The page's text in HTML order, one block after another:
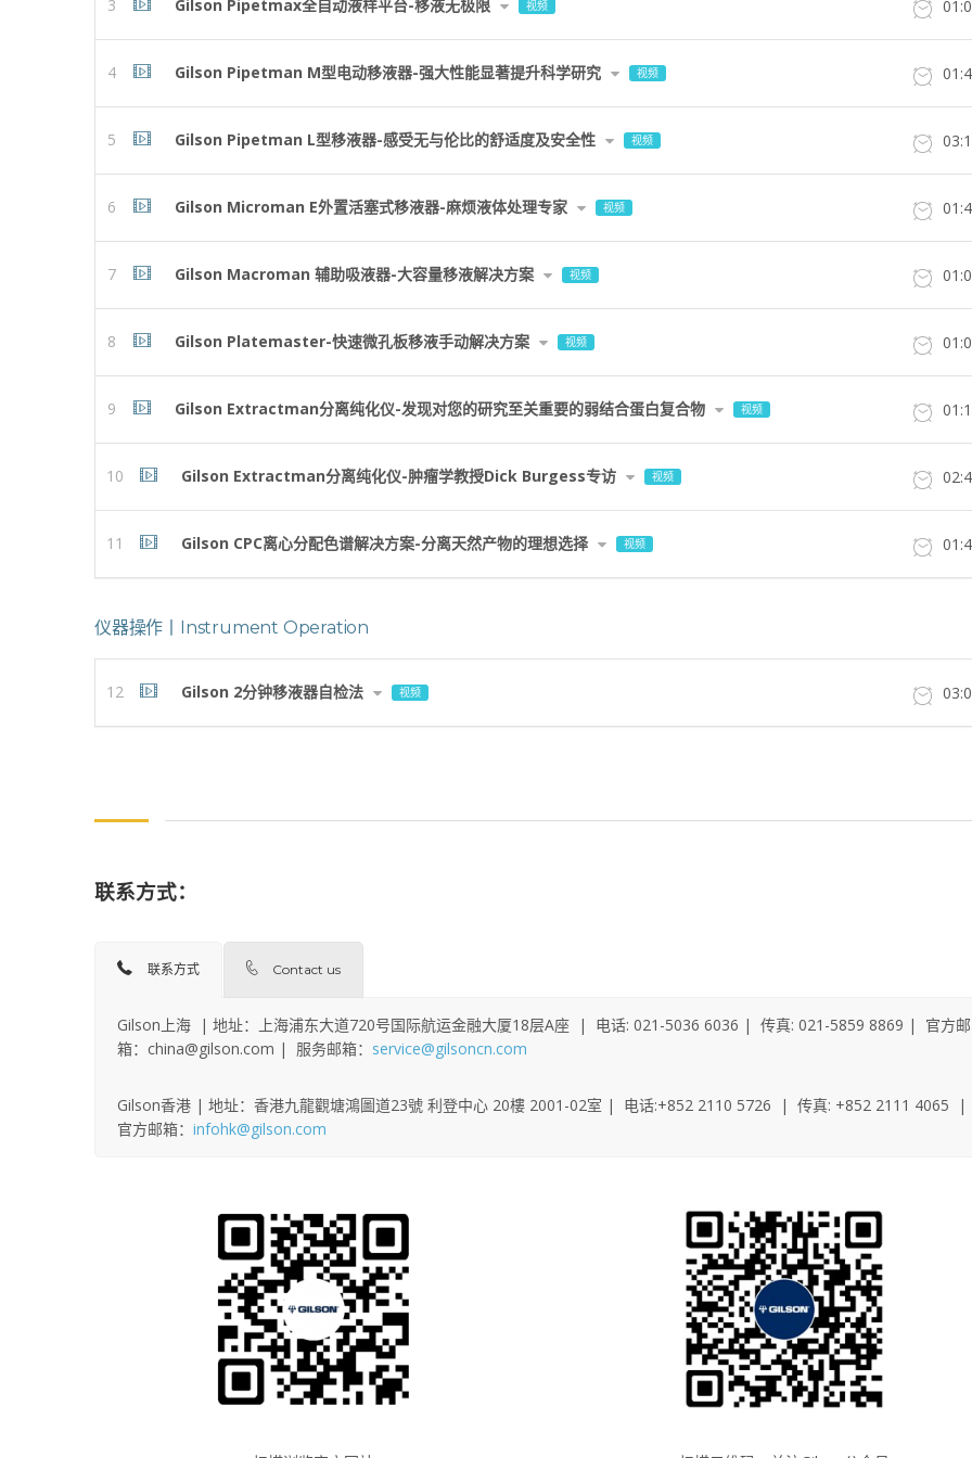
3 Gilson Pipetmax全自动液样平台-移液无极限 视频
4 Gilson Pipetman M型电动移液器-强大性能显著提升科学研究 视频
5 Gilson Pipetman L型移液器-感受无与伦比的舒适度及安全性 视频
6 Gilson Microman E外置活塞式移液器-麻烦液体处理专家 视频
7 Gilson Macroman 辅助吸液器-大容量移液解决方案 视频
8 Gilson Platemaster-快速微孔板移液手动解决方案 视频
9 Gilson Extractman分离纯化仪-发现对您的研究至关重要的弱结合蛋白复合物 视频
10 Gilson Extractman分离纯化仪-肿瘤学教授Dick Burgess专访 视频
11 Gilson CPC离心分配色谱解决方案-分离天然产物的理想选择 视频
仪器操作丨Instrument Operation
12 Gilson 2分钟移液器自检法 视频
联系方式：
联系方式 Contact us
Gilson上海 | 地址：上海浦东大道720号国际航运金融大厦18层A座 | 电话: 021-5036 6036 | 传真: 021-5859 8869 | 官方邮
箱：china@gilson.com | 服务邮箱： service@gilsoncn.com
Gilson香港 | 地址：香港九龍觀塘鴻圖道23號 利登中心 20樓 2001-02室 | 电话:+852 2110 5726 | 传真: +852 2111 4065 |
官方邮箱： infohk@gilson.com